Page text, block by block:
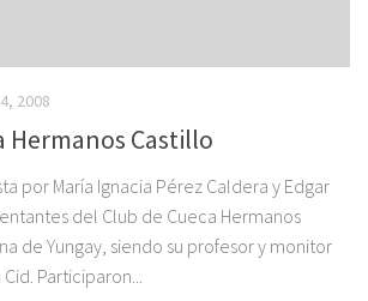
2008
Hermanos Castillo
por María Ignacia Pérez Caldera y Edgar
del Club de Cueca Hermanos
de Yungay, siendo su profesor y monitor
Participaron...